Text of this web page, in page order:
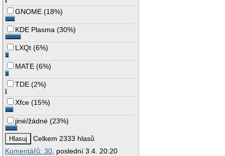
GNOME (18%)
KDE Plasma (30%)
LXQt (6%)
MATE (6%)
TDE (2%)
Xfce (15%)
jiné/žádné (23%)
Celkem 2333 hlasů
Komentářů: 30, poslední 3.4. 20:20